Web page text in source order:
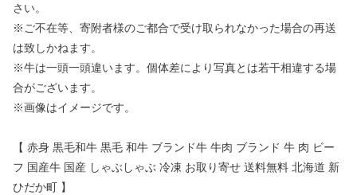
さい。
※ご不在等、寄附者様のご都合で受け取られなかった場合の再送
は致しかねます。
※牛は一頭一頭違います。個体差により写真とは若干相違する場
合がございます。
※画像はイメージです。
【 赤身 黒毛和牛 黒毛 和牛 ブランド牛 牛肉 ブランド 牛 肉 ビー
フ 国産牛 国産 しゃぶしゃぶ 冷凍 お取り寄せ 送料無料 北海道 新
ひだか町 】